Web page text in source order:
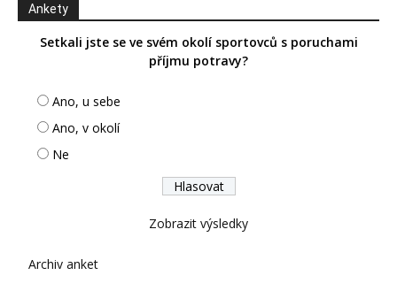
Ankety
Setkali jste se ve svém okolí sportovců s poruchami
příjmu potravy?
Ano, u sebe
Ano, v okolí
Ne
Zobrazit výsledky
Archiv anket